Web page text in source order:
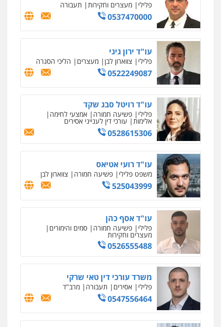
פלילי מעצרים וחקירות תעבורה
0537470000
עו"ד ירון גיגי
פלילי צווארון לבן מעצרים הליכי הסגרה
0522249087
עו"ד רויטל סבג שקד
פלילי פשיעה חמורה אמצעי לחימה
אלימות עורכי דין לענייני אסירים
0528615306
עו"ד רועי אטיאס
משפט פלילי פשיעה חמורה צווארון לבן
525043999
עו"ד אסף כהן
פלילי פשיעה חמורה סמים והימורים
מעצרים וחקירות
0526555488
משרד עורכי דין טאי שרקי
פלילי אסירים תעבורה מרב"ד
0547556464